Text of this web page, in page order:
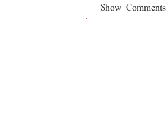
Show Comments